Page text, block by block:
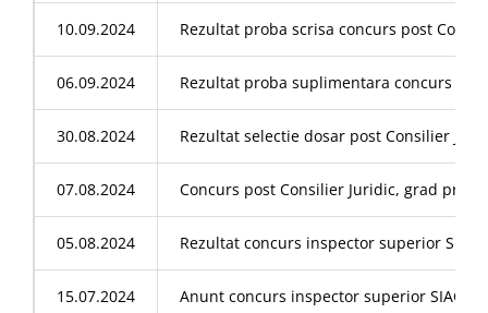
10.09.2024 Rezultat proba scrisa concurs post
06.09.2024 Rezultat proba suplimentara concurs
30.08.2024 Rezultat selectie dosar post Consilier
07.08.2024 Concurs post Consilier Juridic, grad
05.08.2024 Rezultat concurs inspector superior SIACI
15.07.2024 Anunt concurs inspector superior SIACI